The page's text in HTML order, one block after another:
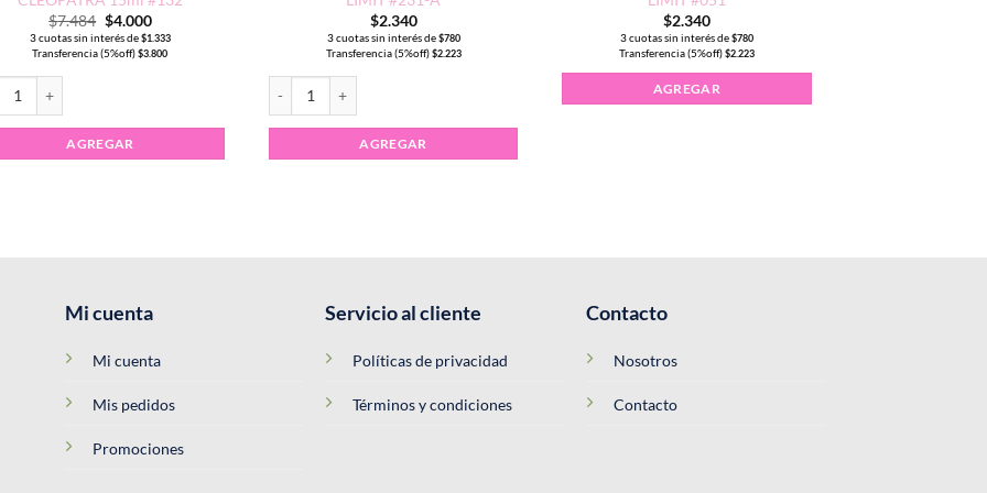
$7.484 El
precio
original
era:
$4.000El
precio
actual
3 cuotas sin interés de$1.333
Transferencia (5%off)$3.800
AGREGAR
$2.340
3 cuotas sin interés de$780
Transferencia (5%off)$2.223
AGREGAR
$2.340
3 cuotas sin interés de$780
Transferencia (5%off)$2.223
AGREGAR
Mi cuenta
Mi cuenta
Mis pedidos
Promociones
Servicio al cliente
Políticas de privacidad
Términos y condiciones
Contacto
Nosotros
Contacto